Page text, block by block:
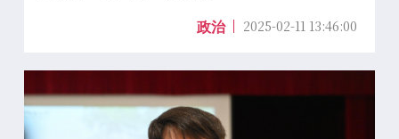
政治 2025-02-11 13:46:00